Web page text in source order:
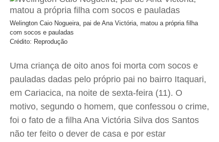
Welington Caio Nogueira, pai de Ana Victória, matou a própria filha
com socos e pauladas
Crédito: Reprodução
Uma criança de oito anos foi morta com socos e
pauladas dadas pelo próprio pai no bairro Itaquari,
em Cariacica, na noite de sexta-feira (11). O
motivo, segundo o homem, que confessou o crime,
foi o fato de a filha Ana Victória Silva dos Santos
não ter feito o dever de casa e por estar